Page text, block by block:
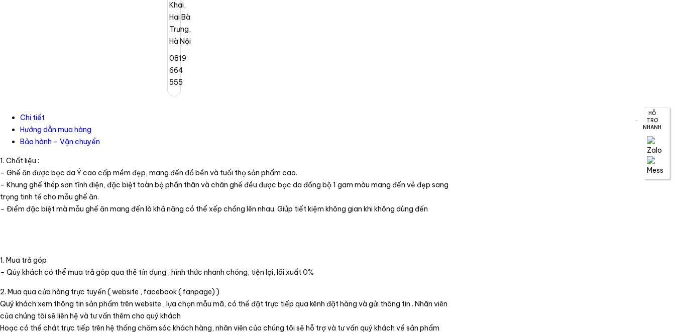
Khai,
Hai Bà
Trưng,
Hà Nội
0819
664
555
Chi tiết
Hướng dẫn mua hàng
Bảo hành – Vận chuyển
1. Chất liệu :
– Ghế ăn được bọc da Ý cao cấp mềm đẹp, mang đến đồ bền và tuổi thọ sản phẩm cao.
– Khung ghế thép sơn tĩnh điện, đặc biệt toàn bộ phần thân và chân ghế đều được bọc da đồng bộ 1 gam màu mang đến vẻ đẹp sang
trọng tinh tế cho mẫu ghế ăn.
– Điểm đặc biệt mà mẫu ghế ăn mang đến là khả năng có thể xếp chồng lên nhau. Giúp tiết kiệm không gian khi không dùng đến
1. Mua trả góp
– Qúy khách có thể mua trả góp qua thẻ tín dụng , hình thức nhanh chóng, tiện lợi, lãi xuất 0%
2. Mua qua cửa hàng trực tuyến ( website , facebook ( fanpage) )
Quý khách xem thông tin sản phẩm trên website , lựa chọn mẫu mã, có thể đặt trực tiếp qua kênh đặt hàng và gửi thông tin . Nhân viên
của chúng tôi sẽ liên hệ và tư vấn thêm cho quý khách
Hoạc có thể chát trực tiếp trên hệ thống chăm sóc khách hàng, nhân viên của chúng tôi sẽ hỗ trợ và tư vấn quý khách về sản phẩm
HỖ
TRỢ
NHANH